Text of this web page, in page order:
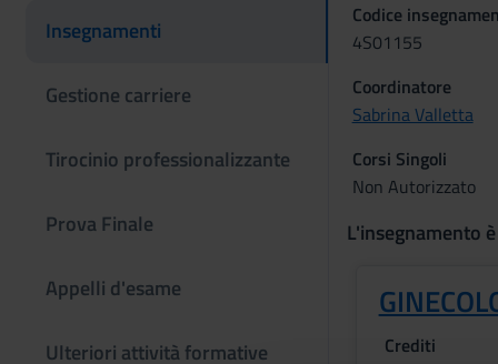
Insegnamenti
Gestione carriere
Tirocinio professionalizzante
Prova Finale
Appelli d'esame
Ulteriori attività formative
Codice
4S01155
Coordinatore
Sabrina Valletta
Corsi Singoli
Non Autorizzato
L'insegnamento
Crediti